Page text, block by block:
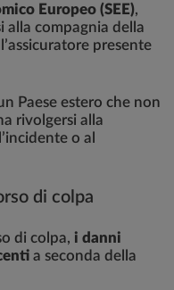
Europeo (SEE),
alla compagnia della
presente
Paese estero che non
rivolgersi alla
o al
di colpa
di colpa, i danni
a seconda della